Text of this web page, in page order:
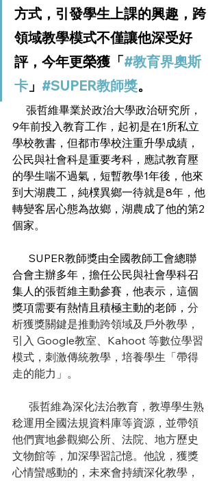
方式，引發學生上課的興趣，跨
領域教學模式不僅讓他深受好
評，今年更榮獲「#教育界奧斯
卡 」 #SUPER教師獎。
9年前投入教育工作，起初是在1所私立
學校教書，但都市學校注重升學成績，
公民與社會科是重要考科，應試教育壓
的學生喘不過氣，短暫教學1年後，他來
到大湖農工，純樸異鄉一待就是8年，他
轉變客居心態為故鄉，湖農成了他的第2
個家。
合會主辦多年，擔任公民與社會學科召
集人的張哲維主動參賽，他表示，這個
獎項需要有熱情且積極主動的老師， 分
析獲獎關鍵是推動跨領域及戶外教學，
引入 Google教室、Kahoot 等數位學習
模式，刺激傳統教學，培養學生「帶得
走的能力」。
稔運用全國法規資料庫等資源，並帶領
他們實地參觀鄉公所、法院、地方歷史
文物館等，加深學習記憶。他說，獲獎
心情蠻感動的，未來會持續深化教學，